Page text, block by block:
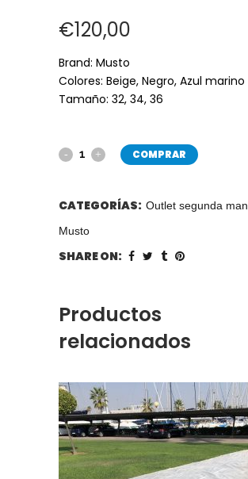
€120,00
Brand: Musto
Colores: Beige, Negro, Azul marino
Tamaño: 32, 34, 36
COMPRAR
CATEGORÍAS: Outlet segunda
Musto
SHARE ON:
Productos
relacionados